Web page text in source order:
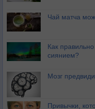
Чай матча
Как
сиянием?
Мозг
Привычки,